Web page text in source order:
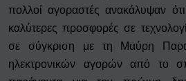
πολλοί αγοραστές ανακάλυψαν
καλύτερες προσφορές σε
σε σύγκριση με τη Μαύρη
ηλεκτρονικών αγορών από το